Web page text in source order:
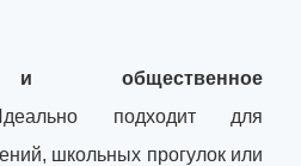
общественное
подходит для
школьных прогулок или